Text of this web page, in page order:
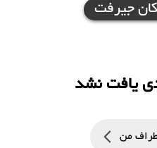
جیرفت
یافت نشد
من